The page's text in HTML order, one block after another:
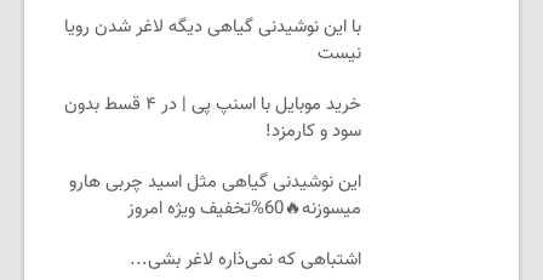
با این نوشیدنی گیاهی دیگه لاغر شدن رویا
نیست
خرید موبایل با اسنپ پی | در ۴ قسط بدون
سود و کارمزد!
این نوشیدنی گیاهی مثل اسید چربی هارو
میسوزنه🔥60%تخفیف ویژه امروز
اشتباهی که نمی‌ذاره لاغر بشی...